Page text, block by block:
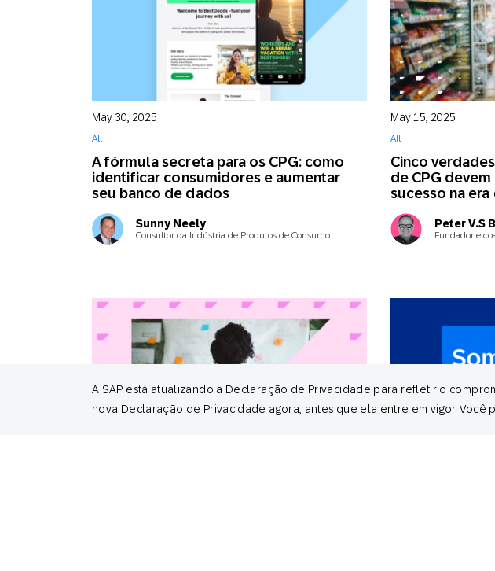
A fórmula secreta para os CPG: como
identificar consumidores e aumentar
seu banco de dados
May 30, 2025
All
Sunny Neely
Consultor da Indústria de Produtos de Consumo
Cinco
de CPG
sucesso na
May 15, 2025
All
Peter V.S
Fundador e
A SAP está atualizando a Declaração de Privacidade para refletir o
nova Declaração de Privacidade agora, antes que ela entre em vigor.